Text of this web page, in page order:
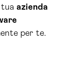
azienda
per te.